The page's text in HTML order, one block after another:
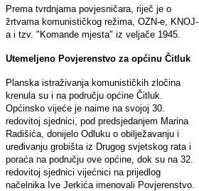
Prema tvrdnjama povjesničara, riječ je o
žrtvama komunističkog režima, OZN-e, KNOJ-
a i tzv. "Komande mjesta" iz veljače 1945.
Utemeljeno Povjerenstvo za općinu Čitluk
Planska istraživanja komunističkih zločina
krenula su i na području općine Čitluk.
Općinsko vijeće je naime na svojoj 30.
redovitoj sjednici, pod predsjedanjem Marina
Radišića, donijelo Odluku o obilježavanju i
uređivanju grobišta iz Drugog svjetskog rata i
poraća na području ove općine, dok su na 32.
redovitoj sjednici vijećnici na prijedlog
načelnika Ive Jerkića imenovali Povjerenstvo.